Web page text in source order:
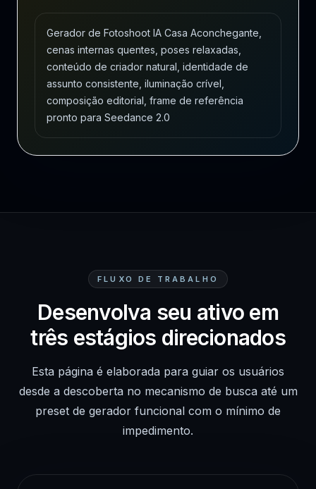
Gerador de Fotoshoot IA Casa Aconchegante,
cenas internas quentes, poses relaxadas,
conteúdo de criador natural, identidade de
assunto consistente, iluminação crível,
composição editorial, frame de referência
pronto para Seedance 2.0
FLUXO DE TRABALHO
Desenvolva seu ativo em
três estágios direcionados
Esta página é elaborada para guiar os usuários
desde a descoberta no mecanismo de busca até um
preset de gerador funcional com o mínimo de
impedimento.